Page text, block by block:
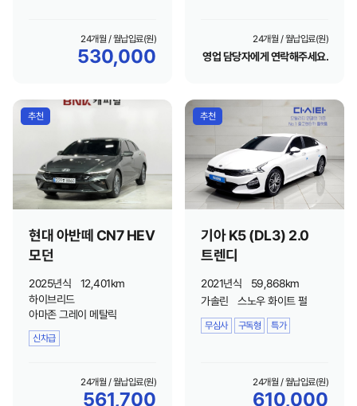
24개월 / 월납입료(원)
530,000
24개월 / 월납입료(원)
영업 담당자에게 연락해주세요.
현대 아반떼 CN7 HEV
모던
2025년식
12,401km
하이브리드
아마존 그레이 메탈릭
추천
신차급
24개월 / 월납입료(원)
561,700
기아 K5 (DL3) 2.0
트렌디
2021년식
59,868km
가솔린
스노우 화이트 펄
추천
무심사 구독형 특가
24개월 / 월납입료(원)
610,000